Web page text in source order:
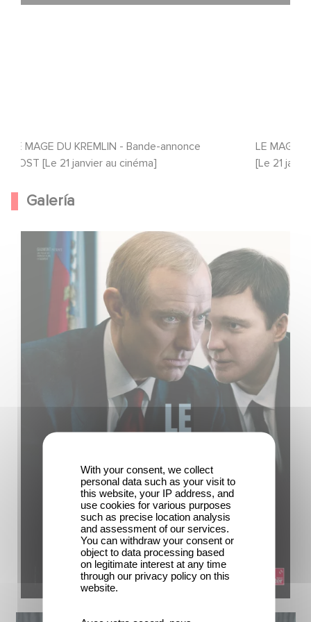
LE MAGE DU KREMLIN - Bande-annonce
VOST [Le 21 janvier au cinéma]
LE MAGE
[Le 21
Galería
With your consent, we collect
personal data such as your visit to
this website, your IP address, and
use cookies for various purposes
such as precise location analysis
and assessment of our services.
You can withdraw your consent or
object to data processing based
on legitimate interest at any time
through our privacy policy on this
website.